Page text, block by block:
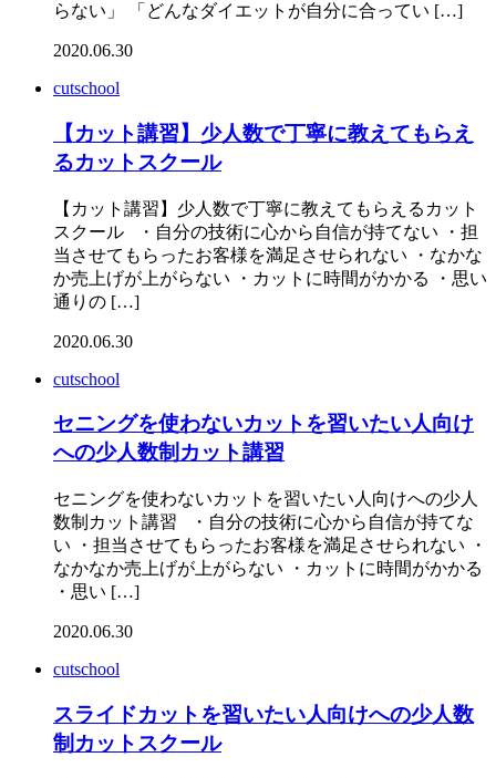
らない」 「どんなダイエットが自分に合ってい […]
2020.06.30
cutschool
【カット講習】少人数で丁寧に教えてもらえ
るカットスクール
【カット講習】少人数で丁寧に教えてもらえるカット
スクール ・自分の技術に心から自信が持てない ・担
当させてもらったお客様を満足させられない ・なかな
か売上げが上がらない ・カットに時間がかかる ・思い
通りの […]
2020.06.30
cutschool
セニングを使わないカットを習いたい人向け
への少人数制カット講習
セニングを使わないカットを習いたい人向けへの少人
数制カット講習 ・自分の技術に心から自信が持てな
い ・担当させてもらったお客様を満足させられない ・
なかなか売上げが上がらない ・カットに時間がかかる
・思い […]
2020.06.30
cutschool
スライドカットを習いたい人向けへの少人数
制カットスクール